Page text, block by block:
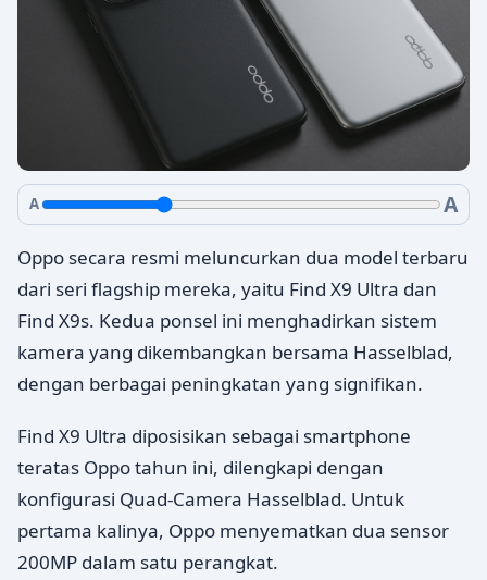
A A
Oppo secara resmi meluncurkan dua model terbaru
dari seri flagship mereka, yaitu Find X9 Ultra dan
Find X9s. Kedua ponsel ini menghadirkan sistem
kamera yang dikembangkan bersama Hasselblad,
dengan berbagai peningkatan yang signifikan.
Find X9 Ultra diposisikan sebagai smartphone
teratas Oppo tahun ini, dilengkapi dengan
konfigurasi Quad-Camera Hasselblad. Untuk
pertama kalinya, Oppo menyematkan dua sensor
200MP dalam satu perangkat.